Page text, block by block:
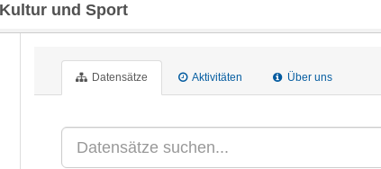
und Sport
Datensätze Aktivitäten Über uns